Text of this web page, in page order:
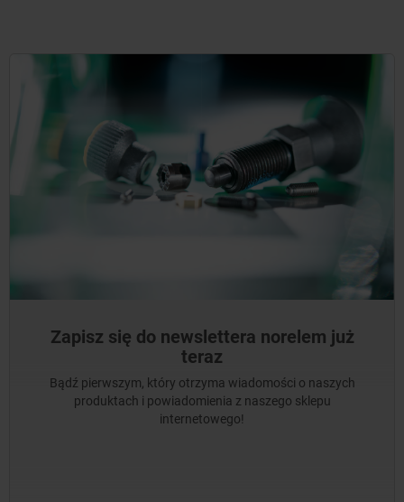
Zapisz się do newslettera norelem już
teraz
Bądź pierwszym, który otrzyma wiadomości o naszych
produktach i powiadomienia z naszego sklepu
internetowego!